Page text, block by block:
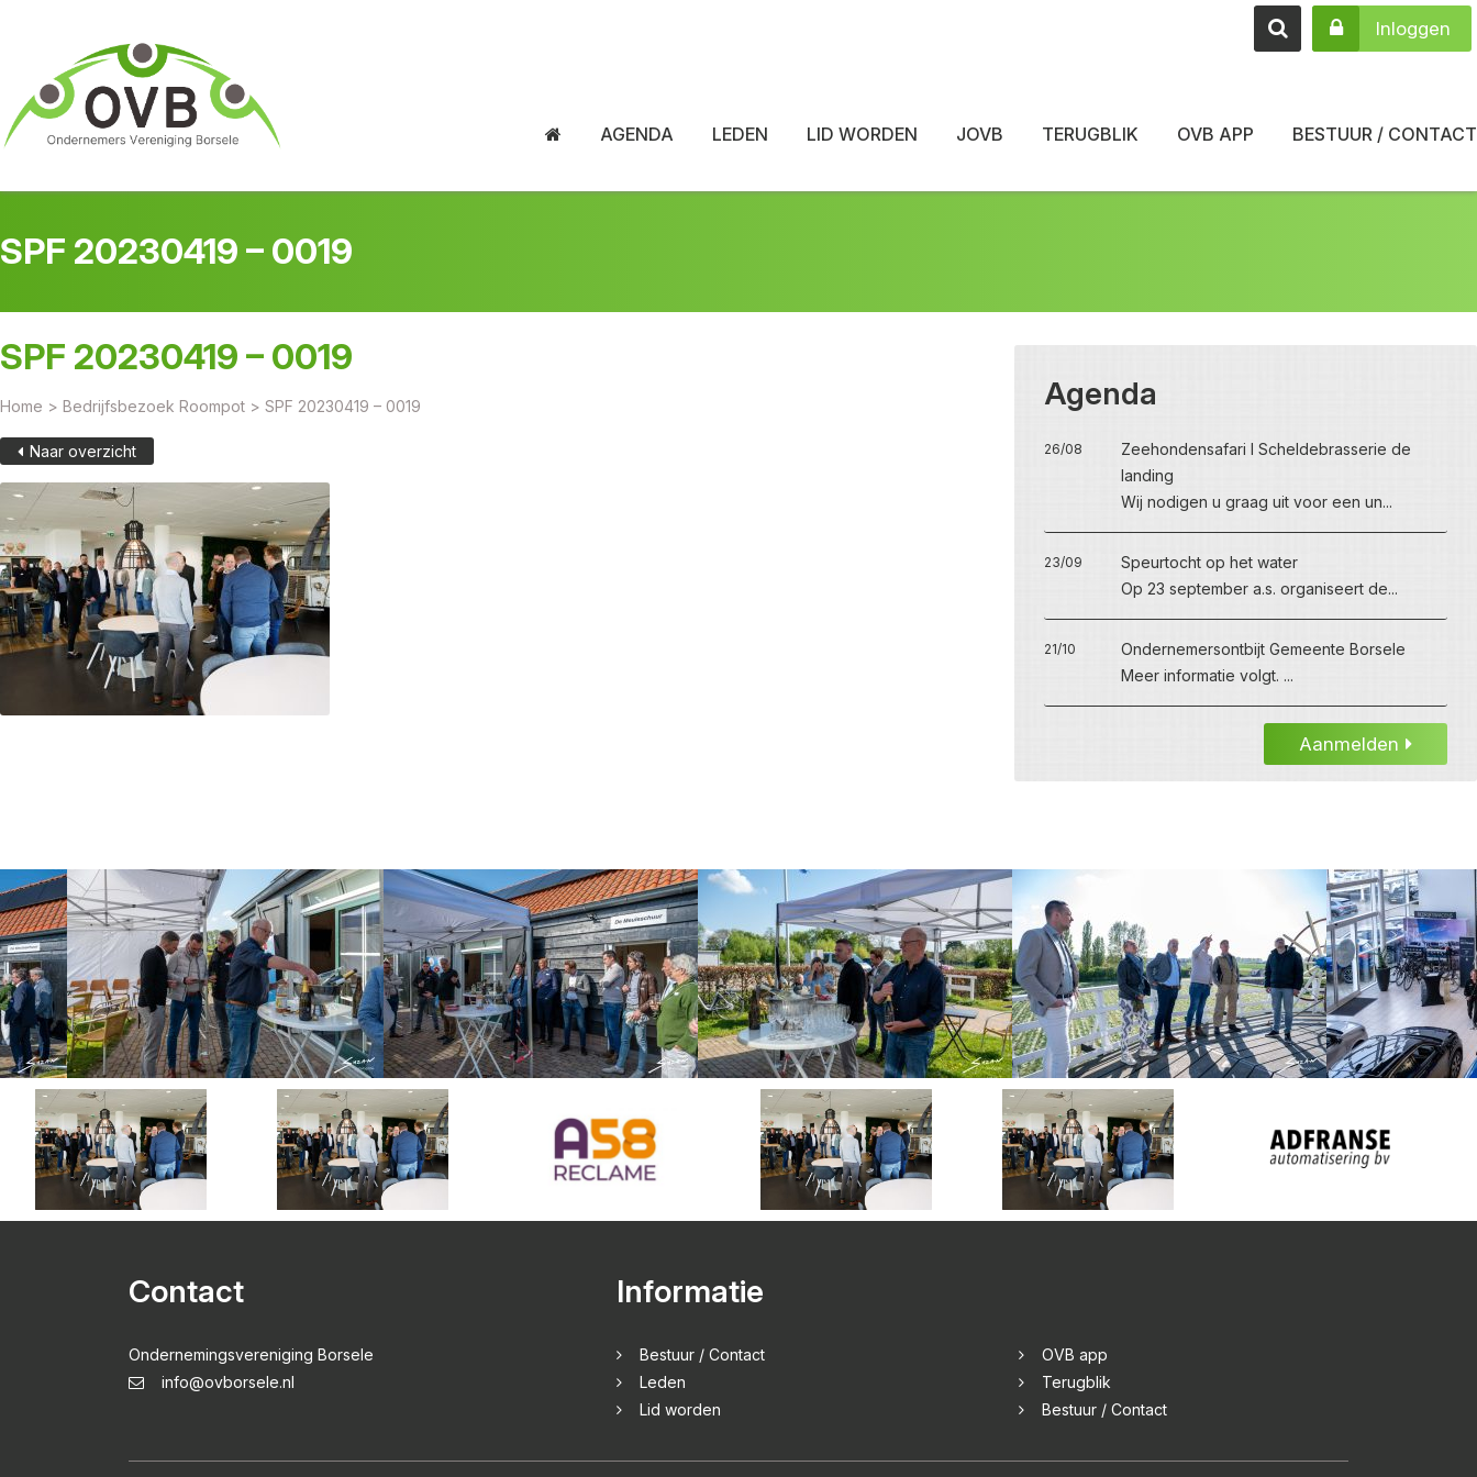
Inloggen
AGENDA LEDEN LID WORDEN JOVB TERUGBLIK OVB APP BESTUUR / CONTACT
SPF 20230419 – 0019
SPF 20230419 – 0019
Home > Bedrijfsbezoek Roompot > SPF 20230419 – 0019
Naar overzicht
Agenda
26/08
Zeehondensafari I Scheldebrasserie de
landing
Wij nodigen u graag uit voor een un...
23/09
Speurtocht op het water
Op 23 september a.s. organiseert de...
21/10
Ondernemersontbijt Gemeente Borsele
Meer informatie volgt. ...
Aanmelden
Contact
Ondernemingsvereniging Borsele
info@ovborsele.nl
Informatie
Bestuur / Contact
Leden
Lid worden
OVB app
Terugblik
Bestuur / Contact